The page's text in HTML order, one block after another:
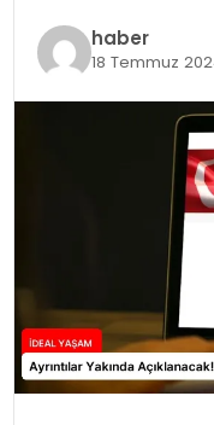
SAĞLIK
SOSYAL HABER
haber
18 Temmuz